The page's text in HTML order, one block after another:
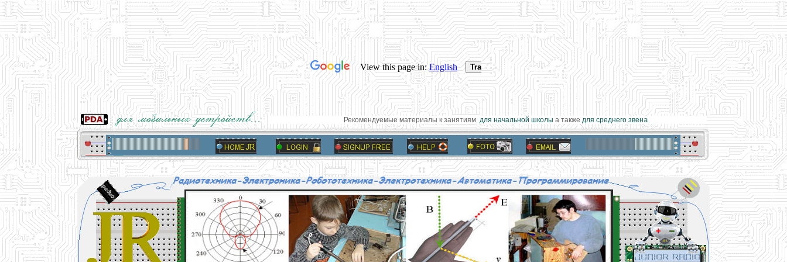
Рекомендуемые материалы к занятиямдля начальной школыа такжедля среднего звена